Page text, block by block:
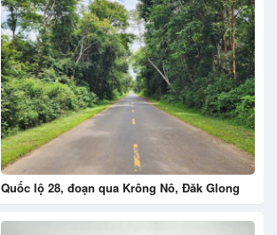
Quốc lộ 28, đoạn qua Krông Nô, Đăk Glong